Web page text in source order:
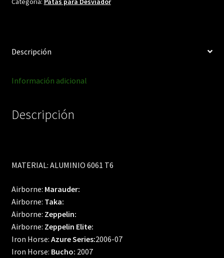
Descripción
Información adicional
Descripción
MATERIAL: ALUMINIO 6061 T6
Airborne: Marauder:
Airborne: Taka:
Airborne: Zeppelin:
Airborne: Zeppelin Elite:
Iron Horse: Azure Series:2006-07
Iron Horse: Bucho: 2007